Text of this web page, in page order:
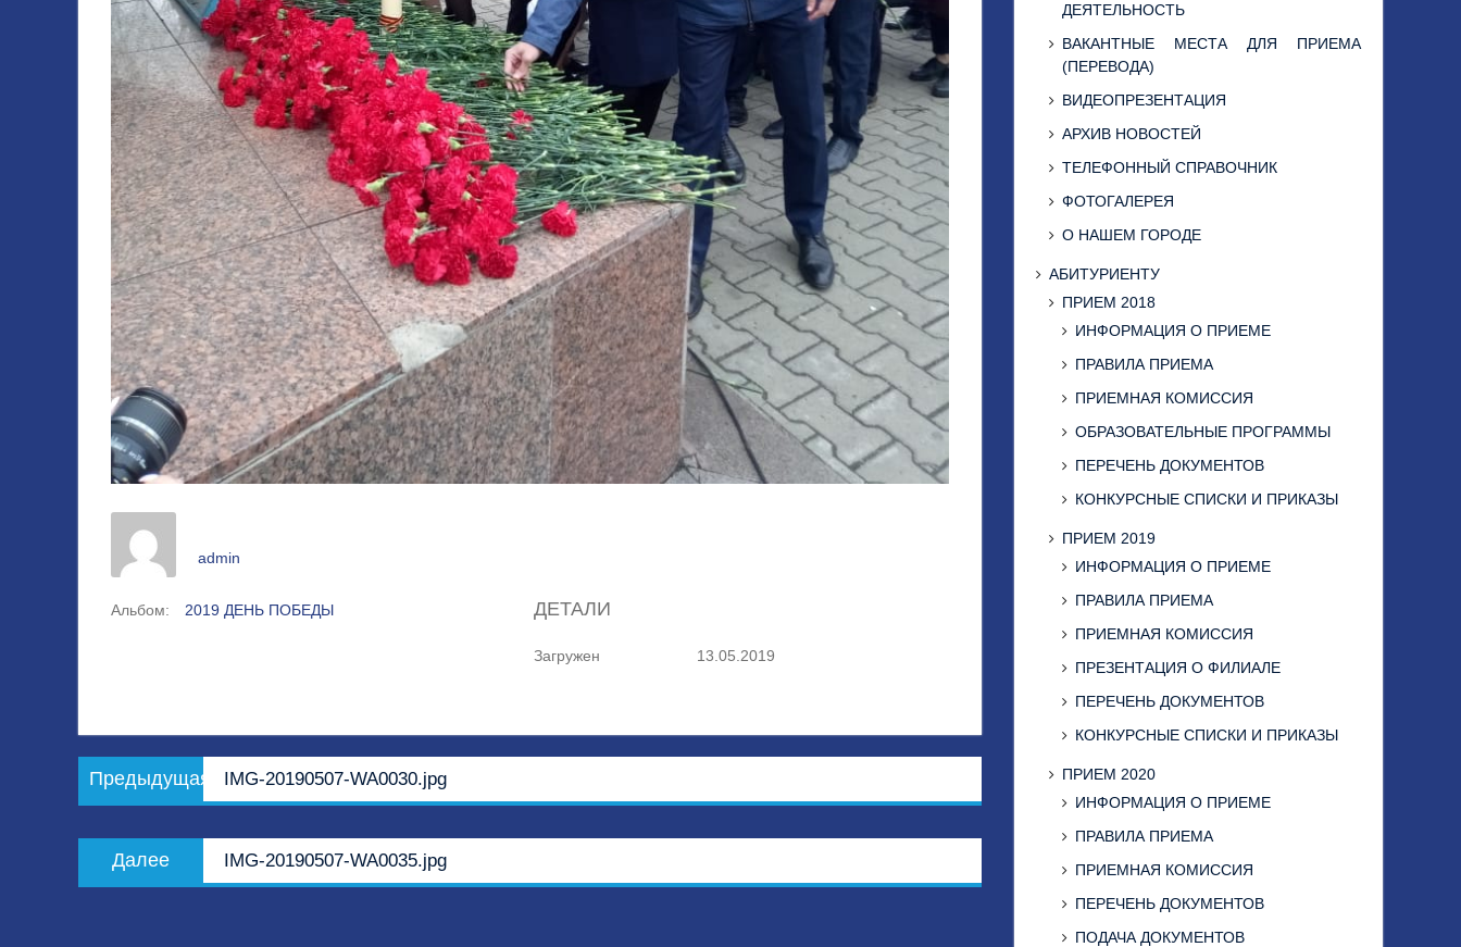
admin
Альбом: 2019 ДЕНЬ ПОБЕДЫ ДЕТАЛИ
Загружен 13.05.2019
Навигация
по
Предыдущая
запись:
IMG-20190507-WA0030.jpg
Далее
запись:
IMG-20190507-WA0035.jpg
ДЕЯТЕЛЬНОСТЬ
ВАКАНТНЫЕ МЕСТА ДЛЯ ПРИЕМА
(ПЕРЕВОДА)
ВИДЕОПРЕЗЕНТАЦИЯ
АРХИВ НОВОСТЕЙ
ТЕЛЕФОННЫЙ СПРАВОЧНИК
ФОТОГАЛЕРЕЯ
О НАШЕМ ГОРОДЕ
АБИТУРИЕНТУ
ПРИЕМ 2018
ИНФОРМАЦИЯ О ПРИЕМЕ
ПРАВИЛА ПРИЕМА
ПРИЕМНАЯ КОМИССИЯ
ОБРАЗОВАТЕЛЬНЫЕ ПРОГРАММЫ
ПЕРЕЧЕНЬ ДОКУМЕНТОВ
КОНКУРСНЫЕ СПИСКИ И ПРИКАЗЫ
ПРИЕМ 2019
ИНФОРМАЦИЯ О ПРИЕМЕ
ПРАВИЛА ПРИЕМА
ПРИЕМНАЯ КОМИССИЯ
ПРЕЗЕНТАЦИЯ О ФИЛИАЛЕ
ПЕРЕЧЕНЬ ДОКУМЕНТОВ
КОНКУРСНЫЕ СПИСКИ И ПРИКАЗЫ
ПРИЕМ 2020
ИНФОРМАЦИЯ О ПРИЕМЕ
ПРАВИЛА ПРИЕМА
ПРИЕМНАЯ КОМИССИЯ
ПЕРЕЧЕНЬ ДОКУМЕНТОВ
ПОДАЧА ДОКУМЕНТОВ